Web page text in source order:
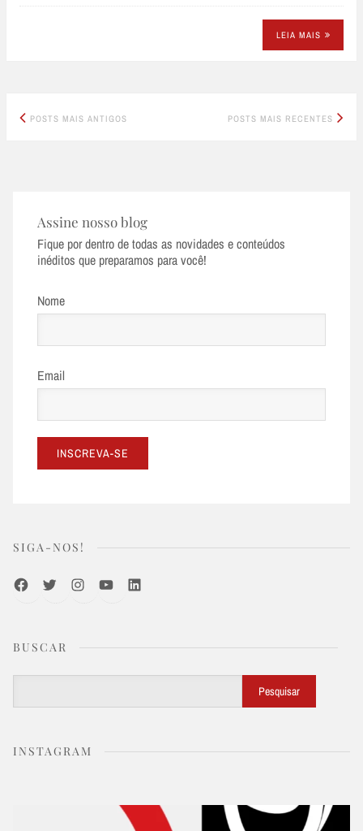
LEIA MAIS
Posts
POSTS MAIS ANTIGOS POSTS MAIS RECENTES
Assine nosso blog
Fique por dentro de todas as novidades e conteúdos
inéditos que preparamos para você!
Nome
Email
SIGA-NOS!
FacebookTwitterInstagramYoutubeLinkedIn
BUSCAR
Pesquisar
INSTAGRAM